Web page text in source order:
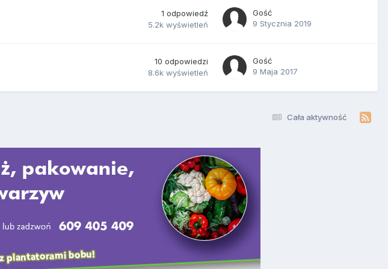
1 odpowiedź
5.2k wyświetleń
Gość
9 Stycznia 2019
10 odpowiedzi
8.6k wyświetleń
Gość
9 Maja 2017
Cała aktywność